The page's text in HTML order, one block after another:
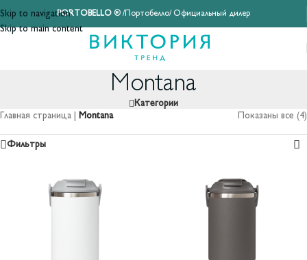
Skip to navigation
Skip to main content
PORTOBELLO® /Портобелло/ Официальный дилер
Montana
Категории
Главная страница
Montana Показаны все (4)
Фильтры